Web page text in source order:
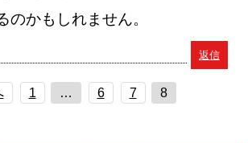
のかもしれません。
返信
1 … 6 7 8